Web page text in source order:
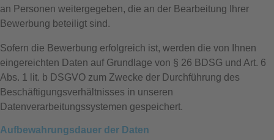
an Personen weitergegeben, die an der Bearbeitung Ihrer
Bewerbung beteiligt sind.
Sofern die Bewerbung erfolgreich ist, werden die von Ihnen
eingereichten Daten auf Grundlage von § 26 BDSG und Art. 6
Abs. 1 lit. b DSGVO zum Zwecke der Durchführung des
Beschäftigungsverhältnisses in unseren
Datenverarbeitungssystemen gespeichert.
Aufbewahrungsdauer der Daten